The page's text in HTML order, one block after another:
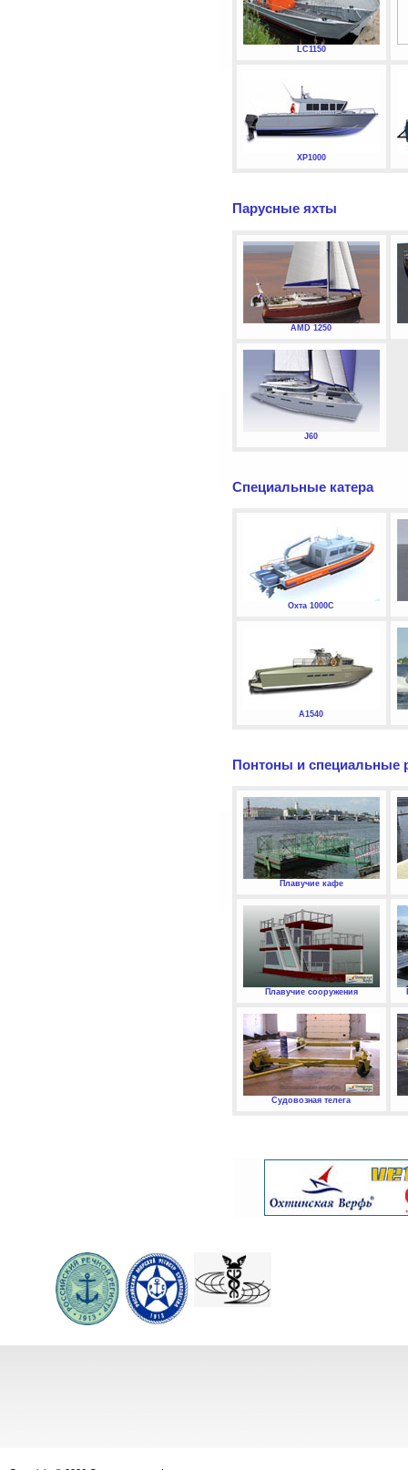
LC1150
XP1000
Парусные яхты
AMD 1250
J60
Специальные катера
Охта 1000С
А1540
Понтоны и специальные
Плавучие кафе
Плавучие сооружения
Судовозная телега